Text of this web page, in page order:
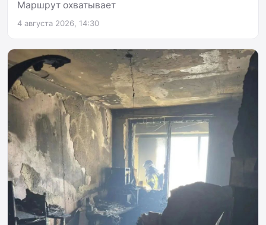
Маршрут охватывает
4 августа 2026, 14:30